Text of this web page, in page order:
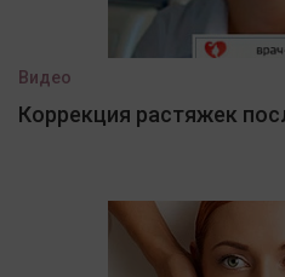
Видео
Коррекция растяжек